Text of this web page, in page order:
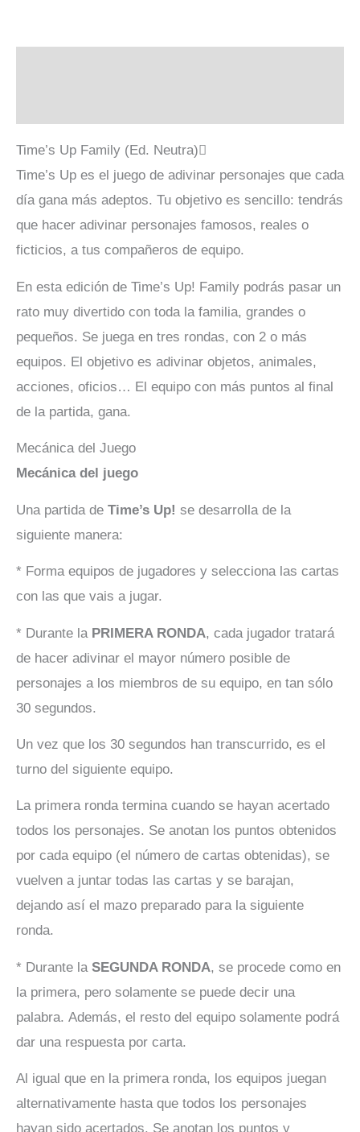
Time’s Up Family (Ed. Neutra)
Time’s Up es el juego de adivinar personajes que cada
día gana más adeptos. Tu objetivo es sencillo: tendrás
que hacer adivinar personajes famosos, reales o
ficticios, a tus compañeros de equipo.
En esta edición de Time’s Up! Family podrás pasar un
rato muy divertido con toda la familia, grandes o
pequeños. Se juega en tres rondas, con 2 o más
equipos. El objetivo es adivinar objetos, animales,
acciones, oficios… El equipo con más puntos al final
de la partida, gana.
Mecánica del Juego
Mecánica del juego
Una partida de Time’s Up! se desarrolla de la
siguiente manera:
* Forma equipos de jugadores y selecciona las cartas
con las que vais a jugar.
* Durante la PRIMERA RONDA, cada jugador tratará
de hacer adivinar el mayor número posible de
personajes a los miembros de su equipo, en tan sólo
30 segundos.
Un vez que los 30 segundos han transcurrido, es el
turno del siguiente equipo.
La primera ronda termina cuando se hayan acertado
todos los personajes. Se anotan los puntos obtenidos
por cada equipo (el número de cartas obtenidas), se
vuelven a juntar todas las cartas y se barajan,
dejando así el mazo preparado para la siguiente
ronda.
* Durante la SEGUNDA RONDA, se procede como en
la primera, pero solamente se puede decir una
palabra. Además, el resto del equipo solamente podrá
dar una respuesta por carta.
Al igual que en la primera ronda, los equipos juegan
alternativamente hasta que todos los personajes
hayan sido acertados. Se anotan los puntos y